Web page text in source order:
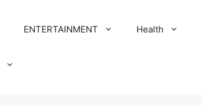
ENTERTAINMENT Health